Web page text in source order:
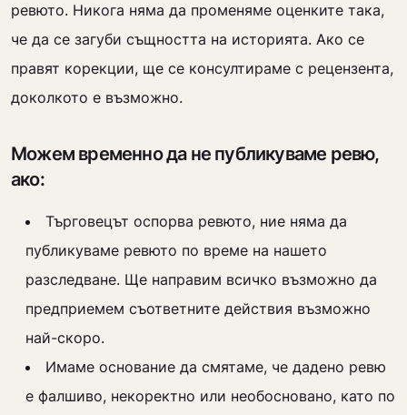
ревюто. Никога няма да променяме оценките така,
че да се загуби същността на историята. Ако се
правят корекции, ще се консултираме с рецензента,
доколкото е възможно.
Можем временно да не публикуваме ревю,
ако:
Търговецът оспорва ревюто, ние няма да
публикуваме ревюто по време на нашето
разследване. Ще направим всичко възможно да
предприемем съответните действия възможно
най-скоро.
Имаме основание да смятаме, че дадено ревю
е фалшиво, некоректно или необосновано, като по